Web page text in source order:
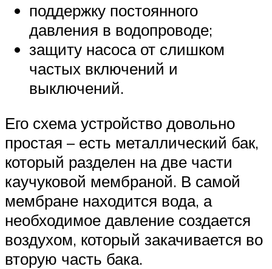
поддержку постоянного
давления в водопроводе;
защиту насоса от слишком
частых включений и
выключений.
Его схема устройство довольно
простая – есть металлический бак,
который разделен на две части
каучуковой мембраной. В самой
мембране находится вода, а
необходимое давление создается
воздухом, который закачивается во
вторую часть бака.